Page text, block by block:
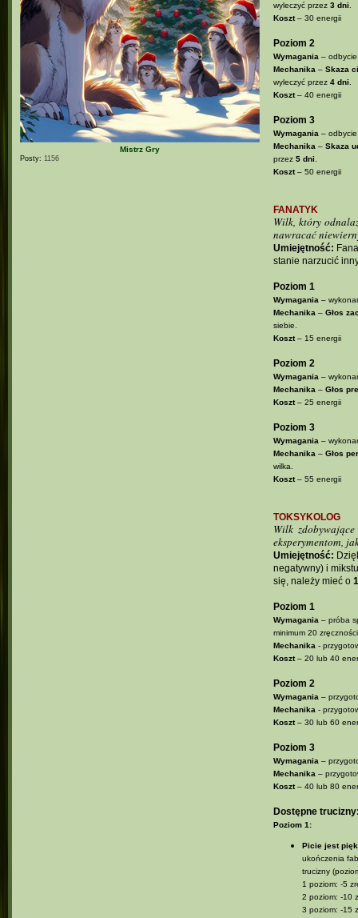
Mistrz Gry
Posty: 1156
wyleczyć przez 3 dni.
Koszt– 30 energii
Poziom 2
Wymagania– odbycie
Mechanika– Skaza
wyleczyć przez 4 dni.
Koszt– 40 energii
Poziom 3
Wymagania– odbycie
Mechanika– Skaza
przez 5 dni.
Koszt– 50 energii
FANATYK
Wilk, który
nawracać
Umiejętność:
stanie narzucić
Poziom 1
Wymagania–
Mechanika– Głos
siebie.
Koszt– 15 energii
Poziom 2
Wymagania–
Mechanika– Głos
Koszt– 25 energii
Poziom 3
Wymagania–
Mechanika– Głos
wilka.
Koszt– 55 energii
TOKSYKOLOG
Wilk
eksperymentom,
Umiejętność:
negatywny) i
się, należy mieć o
Poziom 1
Wymagania– próba
minimum 20
Mechanika-
Koszt– 20 lub 40
Poziom 2
Wymagania–
Mechanika-
Koszt– 30 lub 60
Poziom 3
Wymagania–
Mechanika–
Koszt– 40 lub 80
Dostępne
Poziom 1:
Picie jest
ukończenia
trucizny
1 poziom: -5
2 poziom: -10
3 poziom: -15